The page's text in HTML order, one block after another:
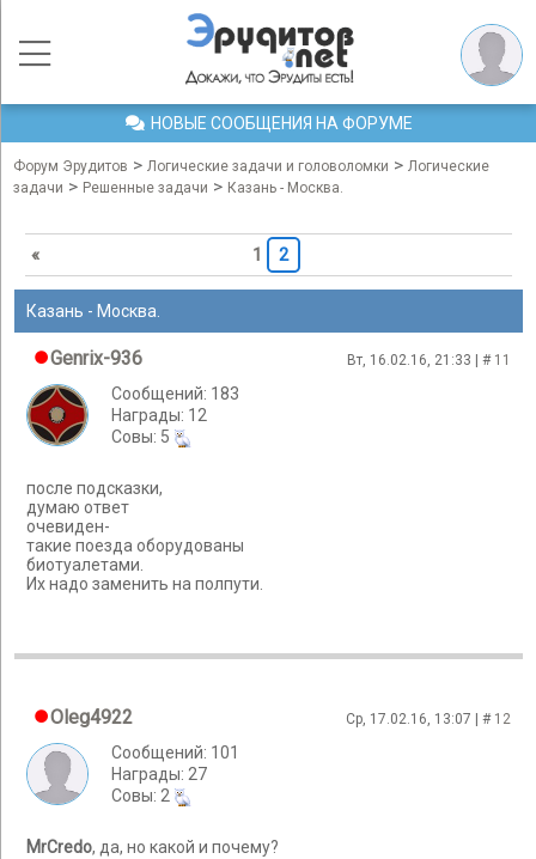
НОВЫЕ СООБЩЕНИЯ НА ФОРУМЕ
Форум Эрудитов > Логические задачи и головоломки > Логические
задачи > Решенные задачи > Казань - Москва.
« 1 2
Казань - Москва.
Genrix-936 Вт, 16.02.16, 21:33 | # 11
Сообщений: 183
Награды: 12
Cовы: 5
после подсказки,
думаю ответ
очевиден-
такие поезда оборудованы
биотуалетами.
Их надо заменить на полпути.
Oleg4922 Ср, 17.02.16, 13:07 | # 12
Сообщений: 101
Награды: 27
Cовы: 2
MrCredo, да, но какой и почему?